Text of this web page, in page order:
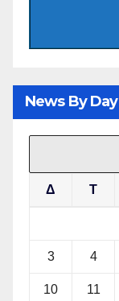
News By Day
Δ Τ
3 4
10 11